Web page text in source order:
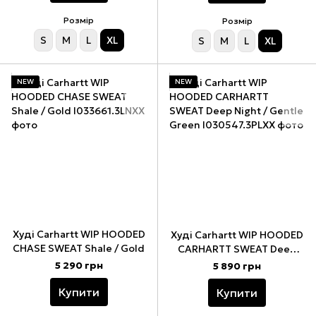
Розмір
S M L XL
Розмір
S M L XL
NEW
Худі Carhartt WIP HOODED
CHASE SWEAT Shale / Gold
5 290 грн
Купити
NEW
Худі Carhartt WIP HOODED
CARHARTT SWEAT Deep
Night / Gentle Green
5 890 грн
Купити